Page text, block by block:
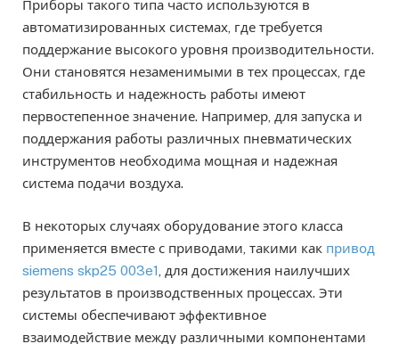
Приборы такого типа часто используются в
автоматизированных системах, где требуется
поддержание высокого уровня производительности.
Они становятся незаменимыми в тех процессах, где
стабильность и надежность работы имеют
первостепенное значение. Например, для запуска и
поддержания работы различных пневматических
инструментов необходима мощная и надежная
система подачи воздуха.
В некоторых случаях оборудование этого класса
применяется вместе с приводами, такими как привод
siemens skp25 003e1 , для достижения наилучших
результатов в производственных процессах. Эти
системы обеспечивают эффективное
взаимодействие между различными компонентами